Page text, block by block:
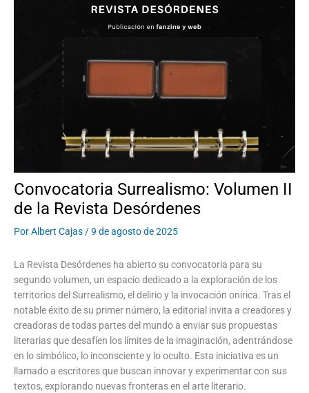
Convocatoria Surrealismo: Volumen II
de la Revista Desórdenes
PorAlbert Cajas /9 de agosto de 2025
La Revista Desórdenes ha abierto su convocatoria para su
segundo volumen, un espacio dedicado a la exploración de los
territorios del Surrealismo, el delirio y la invocación onírica. Tras el
notable éxito de su primer número, la editorial invita a creadores y
creadoras de todas partes del mundo a enviar sus propuestas
literarias que desafíen los límites de la imaginación, adentrándose
en lo simbólico, lo inconsciente y lo oculto. Esta iniciativa es un
llamado a escritores que buscan innovar y experimentar con sus
textos, explorando nuevas fronteras en el arte literario.